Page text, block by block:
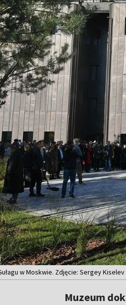
w Moskwie. Zdjęcie: Sergey
Muzeum